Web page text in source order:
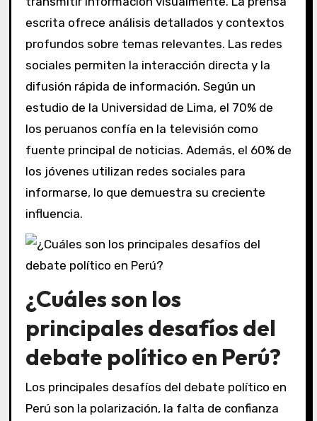
escrita ofrece análisis detallados y contextos
profundos sobre temas relevantes. Las redes
sociales permiten la interacción directa y la
difusión rápida de información. Según un
estudio de la Universidad de Lima, el 70% de
los peruanos confía en la televisión como
fuente principal de noticias. Además, el 60% de
los jóvenes utilizan redes sociales para
informarse, lo que demuestra su creciente
influencia.
¿Cuáles son los
principales desafíos del
debate político en Perú?
Los principales desafíos del debate político en
Perú son la polarización, la falta de confianza